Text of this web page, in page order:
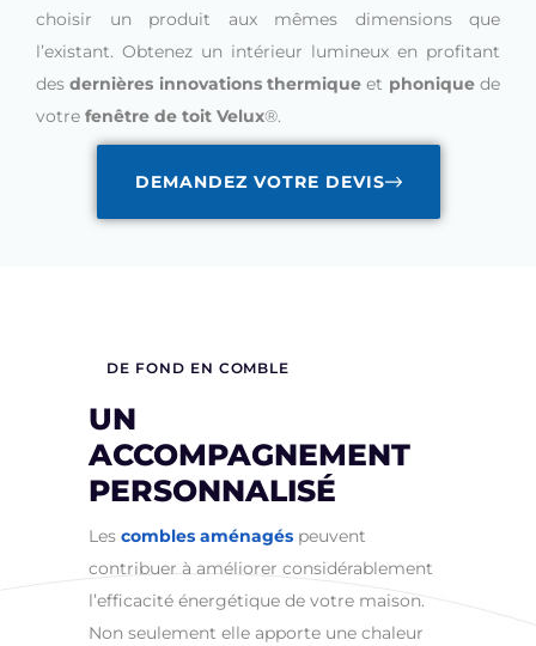
choisir un produit aux mêmes dimensions que
l’existant. Obtenez un intérieur lumineux en profitant
desdernières innovations thermique et phoniquede
votre fenêtre de toit Velux®.
DEMANDEZ VOTRE DEVIS
DE FOND EN COMBLE
UN
ACCOMPAGNEMENT
PERSONNALISÉ
Les combles aménagés peuvent
contribuer à améliorer considérablement
l’efficacité énergétique de votre maison.
Non seulement elle apporte une chaleur